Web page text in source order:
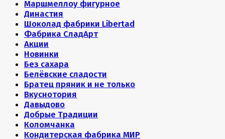
Маршмеллоу фигурное
Династия
Шоколад фабрики Libertad
Фабрика СладАрт
Акции
Новинки
Без сахара
Белёвские сладости
Братец пряник и не только
Вкуснотория
Давыдово
Добрые Традиции
Коломчанка
Кондитерская фабрика МИР